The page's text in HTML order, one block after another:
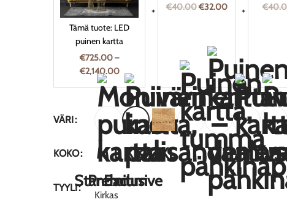
Tämä tuote: LED
puinen kartta
€725.00–
€2,140.00
€40.00€32.00
€
VÄRI
KOKO M LXLXXL3XL
TYYLIStandart
Premium
Exclusive
Kirkas